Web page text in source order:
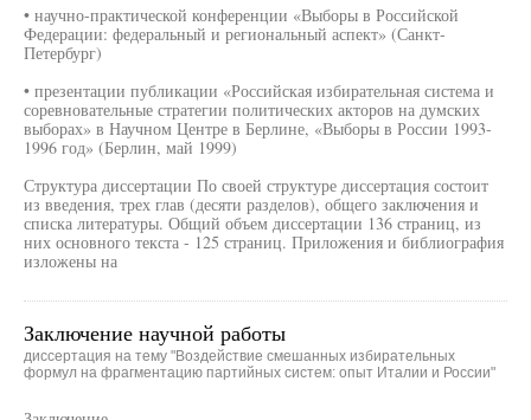
• научно-практической конференции «Выборы в Российской
Федерации: федеральный и региональный аспект» (Санкт-
Петербург)
• презентации публикации «Российская избирательная система и
соревновательные стратегии политических акторов на думских
выборах» в Научном Центре в Берлине, «Выборы в России 1993-
1996 год» (Берлин, май 1999)
Структура диссертации По своей структуре диссертация состоит
из введения, трех глав (десяти разделов), общего заключения и
списка литературы. Общий объем диссертации 136 страниц, из
них основного текста - 125 страниц. Приложения и библиография
изложены на
Заключение научной работы
диссертация на тему "Воздействие смешанных избирательных
формул на фрагментацию партийных систем: опыт Италии и России"